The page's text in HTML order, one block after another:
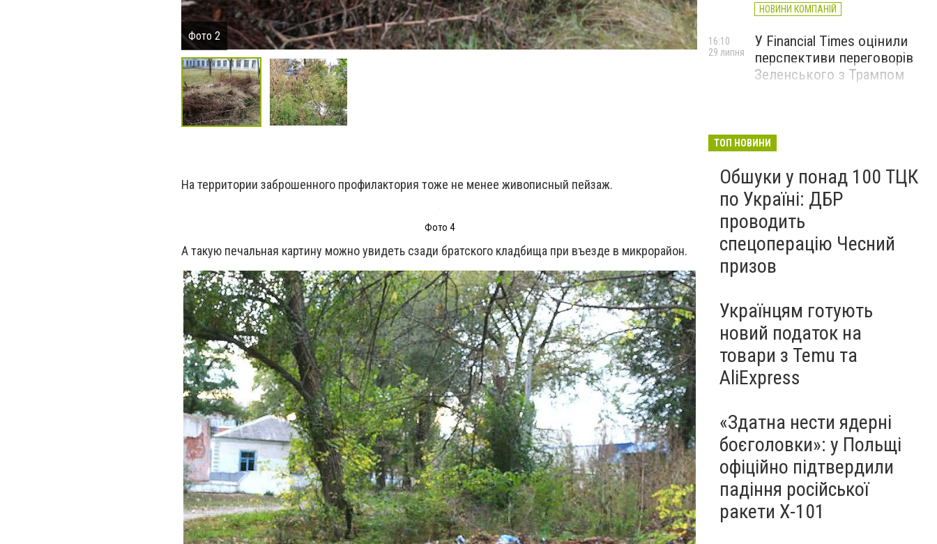
Фото 2 Фото 3
На территории заброшенного профилактория тоже не менее живописный пейзаж.
Фото 4
А такую печальная картину можно увидеть сзади братского кладбища при въезде в микрорайон.
НОВИНИ КОМПАНІЙ
У Financial Times оцінили
перспективи переговорів
Зеленського з Трампом
16:10
29 липня
ТОП НОВИНИ
Обшуки у понад 100 ТЦК
по Україні: ДБР
проводить
спецоперацію Чесний
призов
Українцям готують
новий податок на
товари з Temu та
AliExpress
«Здатна нести ядерні
боєголовки»: у Польщі
офіційно підтвердили
падіння російської
ракети Х-101